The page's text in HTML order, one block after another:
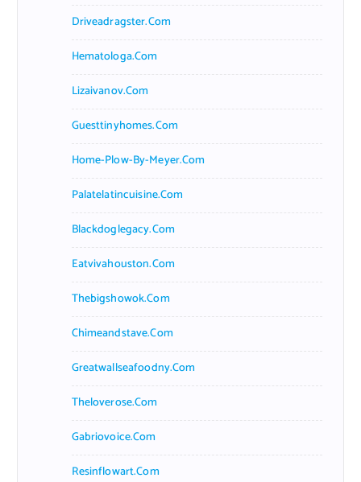
Driveadragster.com
Hematologa.com
Lizaivanov.com
Guesttinyhomes.com
Home-Plow-By-Meyer.com
Palatelatincuisine.com
Blackdoglegacy.com
Eatvivahouston.com
Thebigshowok.com
Chimeandstave.com
Greatwallseafoodny.com
Theloverose.com
Gabriovoice.com
Resinflowart.com